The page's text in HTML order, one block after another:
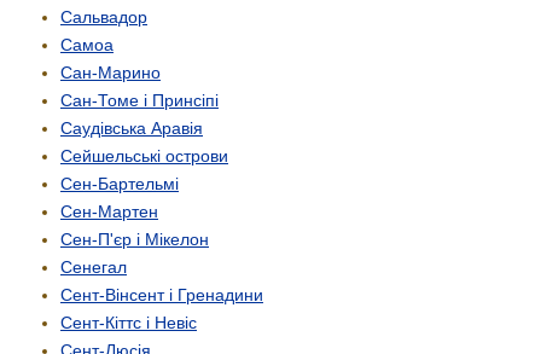
Сальвадор
Самоа
Сан-Марино
Сан-Томе і Принсіпі
Саудівська Аравія
Сейшельські острови
Сен-Бартельмі
Сен-Мартен
Сен-П'єр і Мікелон
Сенегал
Сент-Вінсент і Гренадини
Сент-Кіттс і Невіс